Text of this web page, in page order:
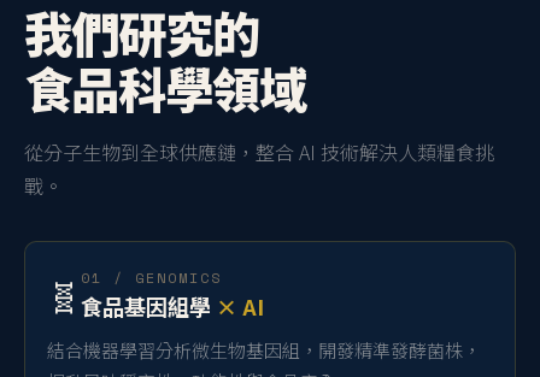
我們研究的
食品科學領域
從分子生物到全球供應鏈，整合 AI 技術解決人類糧食挑
戰。
🧬 01 / GENOMICS
食品基因組學 × AI
結合機器學習分析微生物基因組，開發精準發酵菌株，